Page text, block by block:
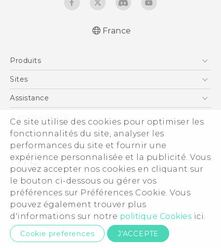
Ce site utilise des cookies pour optimiser les
fonctionnalités du site, analyser les
performances du site et fournir une
expérience personnalisée et la publicité. Vous
pouvez accepter nos cookies en cliquant sur
le bouton ci-dessous ou gérer vos
préférences sur Préférences Cookie. Vous
pouvez également trouver plus
d'informations sur notre politique Cookies ici.
Cookie preferences J'ACCEPTE
France
Produits
Smartphones
Vive
Accessoires
Sites
HTC Vive
HTC Pro
Assistance
eCommerce Support
À propos de HTC
ESG
Informations sur la société
Sécurité du produit
Politique de confidentialité
Cookie Preferences
Carrières
Security and Privacy Whitepaper
© 2011-2026 HTC Corporation
Mentions Légales
Contact confidentialité:Global-Privacy@htc.com